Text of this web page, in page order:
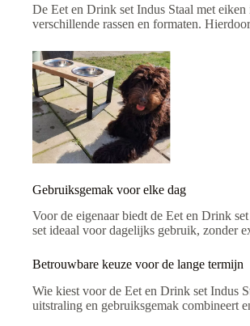
De Eet en Drink set Indus Staal met
verschillende rassen en formaten.
Gebruiksgemak voor elke dag
Voor de eigenaar biedt de Eet en Drink
set ideaal voor dagelijks gebruik, zonder
Betrouwbare keuze voor de lange termijn
Wie kiest voor de Eet en Drink set Indus
uitstraling en gebruiksgemak combineert